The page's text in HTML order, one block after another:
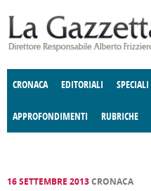
CRONACA EDITORIALI SPECIALI
APPROFONDIMENTI
E SPETTACOLI POLITICA
RUBRICHE
DELLE IDEE FATTI DELLO SPIRITO
16 SETTEMBRE 2013CRONACA